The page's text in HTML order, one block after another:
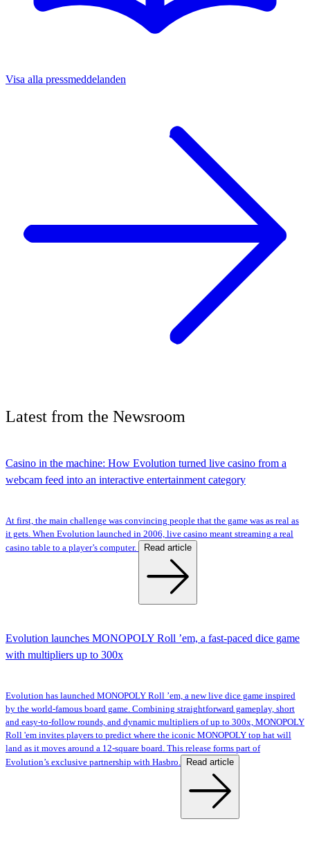
Visa alla pressmeddelanden
Latest from the Newsroom
Casino in the machine: How Evolution turned live casino from a
webcam feed into an interactive entertainment category
At first, the main challenge was convincing people that the game was as real as
it gets. When Evolution launched in 2006, live casino meant streaming a real
casino table to a player’s computer.
Read article
Evolution launches MONOPOLY Roll ’em, a fast-paced dice game
with multipliers up to 300x
Evolution has launched MONOPOLY Roll ’em, a new live dice game inspired
by the world-famous board game. Combining straightforward gameplay, short
and easy-to-follow rounds, and dynamic multipliers of up to 300x, MONOPOLY
Roll 'em invites players to predict where the iconic MONOPOLY top hat will
land as it moves around a 12-square board. This release forms part of
Evolution’s exclusive partnership with Hasbro.
Read article